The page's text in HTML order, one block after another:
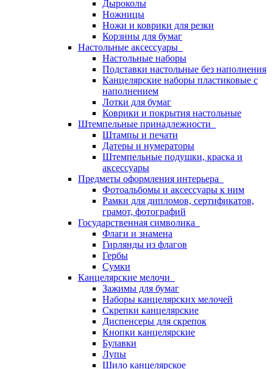
Дыроколы
Ножницы
Ножи и коврики для резки
Корзины для бумаг
Настольные аксессуары
Настольные наборы
Подставки настольные без наполнения
Канцелярские наборы пластиковые с
наполнением
Лотки для бумаг
Коврики и покрытия настольные
Штемпельные принадлежности
Штампы и печати
Датеры и нумераторы
Штемпельные подушки, краска и
аксессуары
Предметы оформления интерьера
Фотоальбомы и аксессуары к ним
Рамки для дипломов, сертификатов,
грамот, фотографий
Государственная символика
Флаги и знамена
Гирлянды из флагов
Гербы
Сумки
Канцелярские мелочи
Зажимы для бумаг
Наборы канцелярских мелочей
Скрепки канцелярские
Диспенсеры для скрепок
Кнопки канцелярские
Булавки
Лупы
Шило канцелярское